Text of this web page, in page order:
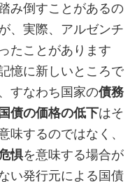
み倒すことがあるの
、実際、アルゼンチ
たことがあります
憶に新しいところで
すなわち国家の債務
国債の価格の低下はそ
味するのではなく、
惧を意味する場合が
い発行元による国債